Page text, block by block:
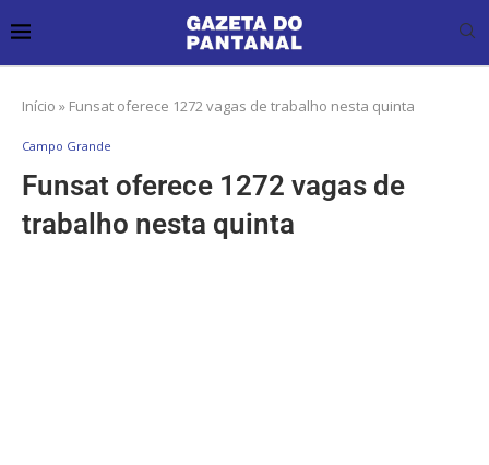
Início » Funsat oferece 1272 vagas de trabalho nesta quinta
Campo Grande
Funsat oferece 1272 vagas de
trabalho nesta quinta